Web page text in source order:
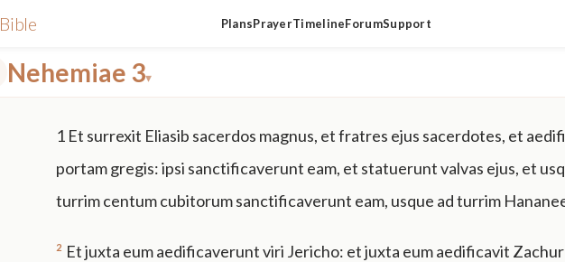
Bible PlansPrayerTimelineForumSupport
Nehemiae 3▾
1 Et surrexit Eliasib sacerdos magnus, et fratres ejus sacerdotes, et
portam gregis: ipsi sanctificaverunt eam, et statuerunt valvas ejus, et
turrim centum cubitorum sanctificaverunt eam, usque ad turrim
2 Et juxta eum aedificaverunt viri Jericho: et juxta eum aedificavit